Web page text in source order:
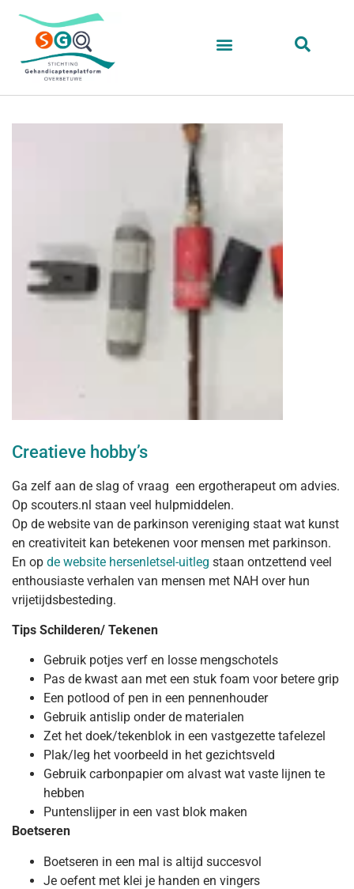
Creatieve hobby’s
Ga zelf aan de slag of vraag een ergotherapeut om advies.
Op scouters.nl staan veel hulpmiddelen.
Op de website van de parkinson vereniging staat wat kunst
en creativiteit kan betekenen voor mensen met parkinson.
En op de website hersenletsel-uitleg staan ontzettend veel
enthousiaste verhalen van mensen met NAH over hun
vrijetijdsbesteding.
Tips Schilderen/ Tekenen
Gebruik potjes verf en losse mengschotels
Pas de kwast aan met een stuk foam voor betere grip
Een potlood of pen in een pennenhouder
Gebruik antislip onder de materialen
Zet het doek/tekenblok in een vastgezette tafelezel
Plak/leg het voorbeeld in het gezichtsveld
Gebruik carbonpapier om alvast wat vaste lijnen te
hebben
Puntenslijper in een vast blok maken
Boetseren
Boetseren in een mal is altijd succesvol
Je oefent met klei je handen en vingers